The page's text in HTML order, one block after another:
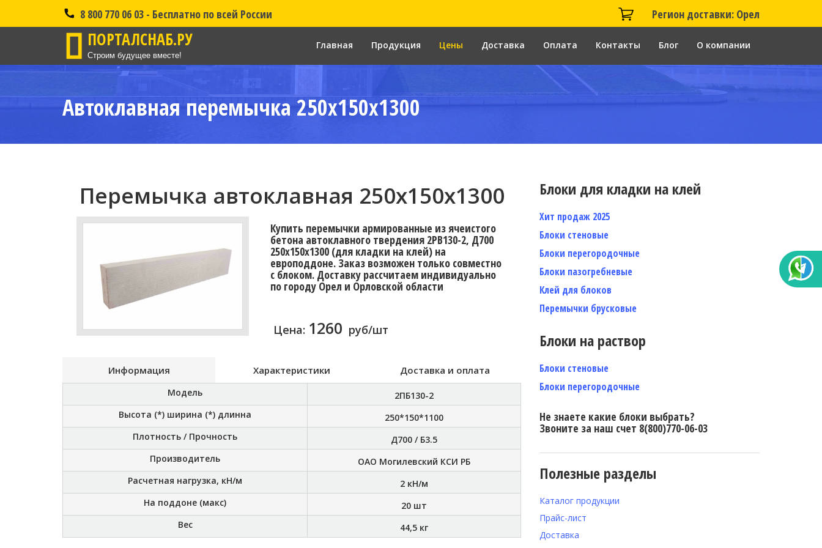
8 800 770 06 03 - Бесплатно по всей России Регион доставки: Орел
ПОРТАЛСНАБ.РУ
Строим будущее вместе!
Главная Продукция Цены Доставка Оплата Контакты Блог О компании
Автоклавная перемычка 250x150x1300
Перемычка автоклавная 250х150х1300
Купить перемычки армированные из ячеистого
бетона автоклавного твердения 2PB130-2, Д700
250х150х1300 (для кладки на клей) на
европоддоне. Заказ возможен только совместно
с блоком. Доставку рассчитаем индивидуально
по городу Орел и Орловской области
Цена: 1260 руб/шт
Информация Характеристики Доставка и оплата
Модель
2ПБ130-2
Высота (*) ширина (*) длинна
250*150*1100
Плотность / Прочность
Д700 / Б3.5
Производитель
ОАО Могилевский КСИ РБ
Расчетная нагрузка, кН/м
2 кН/м
На поддоне (макс)
20 шт
Вес
44,5 кг
Блоки для кладки на клей
Хит продаж 2025
Блоки стеновые
Блоки перегородочные
Блоки пазогребневые
Клей для блоков
Перемычки брусковые
Блоки на раствор
Блоки стеновые
Блоки перегородочные
Не знаете какие блоки выбрать?
Звоните за наш счет 8(800)770-06-03
Полезные разделы
Каталог продукции
Прайс-лист
Доставка